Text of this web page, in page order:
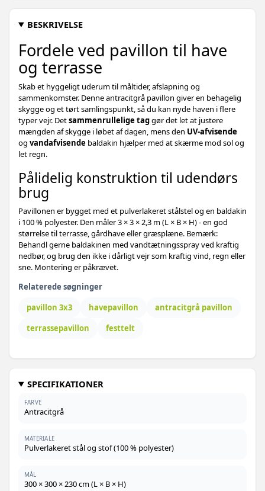
BESKRIVELSE
Fordele ved pavillon til have
og terrasse
Skab et hyggeligt uderum til måltider, afslapning og
sammenkomster. Denne antracitgrå pavillon giver en behagelig
skygge og et tørt samlingspunkt, så du kan nyde haven i flere
typer vejr. Detsammenrullelige taggør det let at justere
mængden af skygge i løbet af dagen, mens den UV‑afvisende
og vandafvisende baldakin hjælper med at skærme mod sol og
let regn.
Pålidelig konstruktion til udendørs
brug
Pavillonen er bygget med et pulverlakeret stålstel og en baldakin
i 100 % polyester. Den måler 3 × 3 × 2,3 m (L × B × H) - en god
størrelse til terrasse, gårdhave eller græsplæne. Bemærk:
Behandl gerne baldakinen med vandtætningsspray ved kraftig
nedbør, og brug den ikke i dårligt vejr som kraftig vind, regn eller
sne. Montering er påkrævet.
Relaterede søgninger
pavillon 3x3
havepavillon
antracitgrå pavillon
terrassepavillon
festtelt
SPECIFIKATIONER
FARVE
Antracitgrå
MATERIALE
Pulverlakeret stål og stof (100 % polyester)
MÅL
300 × 300 × 230 cm (L × B × H)